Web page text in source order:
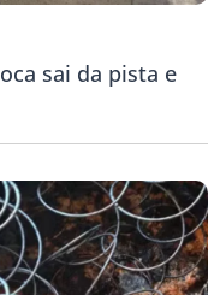
sai da pista e